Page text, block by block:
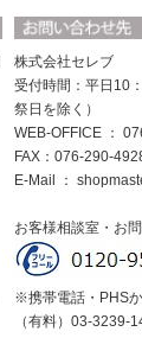
株式会社セレブ
受付時間：平日10
祭日を除く）
WEB-OFFICE ：
FAX：076-290-
E-Mail ：
お客様相談室・お
※携帯電話・PHSか
（有料）03-3239-